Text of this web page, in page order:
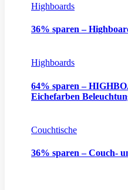
Highboards
36% sparen –
Highboards
64% sparen –
Eichefarben
Couchtische
36% sparen – Couch-